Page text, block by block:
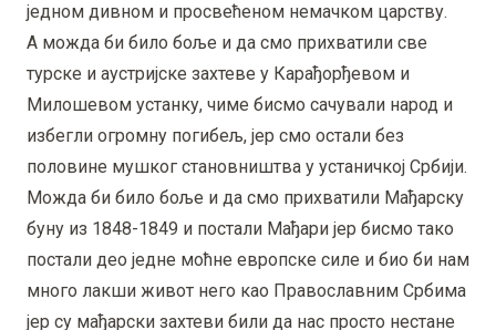
једном дивном и просвећеном немачком царству.
А можда би било боље и да смо прихватили све
турске и аустријске захтеве у Карађорђевом и
Милошевом устанку, чиме бисмо сачували народ и
избегли огромну погибељ, јер смо остали без
половине мушког становништва у устаничкој Србији.
Можда би било боље и да смо прихватили Мађарску
буну из 1848-1849 и постали Мађари јер бисмо тако
постали део једне моћне европске силе и био би нам
много лакши живот него као Православним Србима
јер су мађарски захтеви били да нас просто нестане